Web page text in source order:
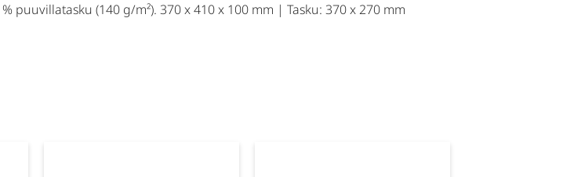
puuvillatasku (140 g/m²). 370 x 410 x 100 mm | Tasku: 370 x 270 mm